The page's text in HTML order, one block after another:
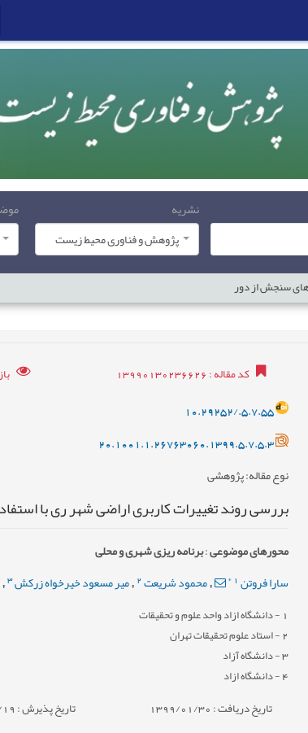
نشریه
پژوهش و فناوری محیط زیست
های سنجش از دور
کد مقاله: 13990130236626
10.29252/.5.7.55
20.1001.1.26763060.1399.5.7.5.3
نوع مقاله: پژوهشی
بررسی روند تغییرات کاربری اراضی شهر ری با
محورهای موضوعی:برنامه ریزی شهری و محلی
سارا فروتن 1
*
,محمود شریعت2
,میر مسعود خیرخواه زرکش3
,
1 - دانشگاه ازاد واحد علوم و تحقیقات
2- استاد علوم تحقیقات تهران
3- دانشگاه آزاد
4- دانشگاه ازاد
تاریخ دریافت : 1399/01/30 تاریخ پذیرش : 1399/03/19